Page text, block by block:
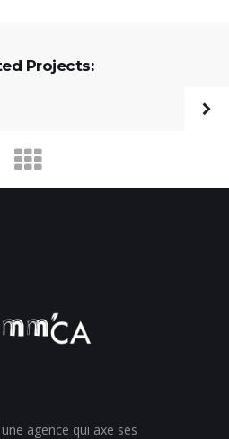
Projects:
une agence qui axe ses